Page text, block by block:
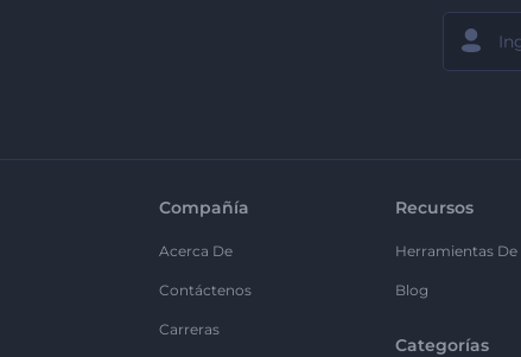
Compañía
Acerca De
Contáctenos
Carreras
Recursos
Herramientas
Blog
Categorías